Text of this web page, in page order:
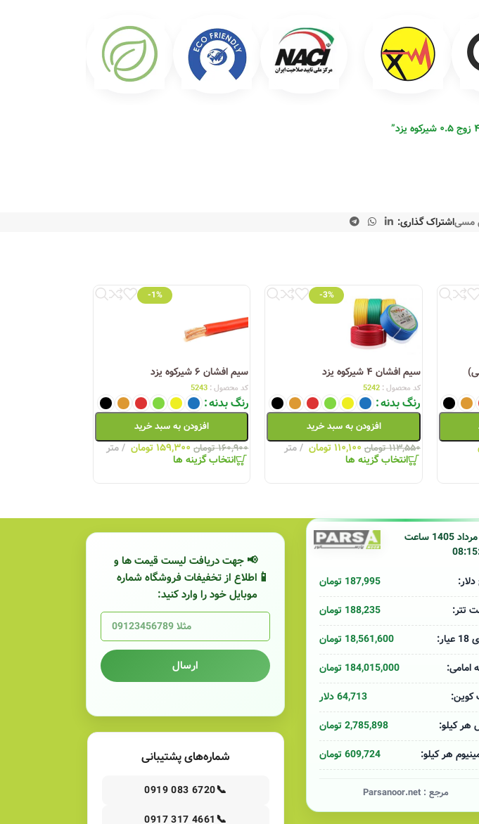
مسیاشتراک گذاری:
-3%
سیم افشان ۴ شیرکوه یزد
کد محصول :5242
رنگ بدنه
افزودن به سبد خرید
۱۱۳,۵۵۰ تومان ۱۱۰,۱۰۰ تومان متر
انتخاب گزینه ها
-1%
سیم افشان ۶ شیرکوه یزد
کد محصول : 5243
رنگ بدنه
افزودن به سبد خرید
۱۶۰,۹۰۰ تومان ۱۵۹,۳۰۰ تومان متر
انتخاب گزینه ها
15 مرداد 1405 ساعت
187,995 تومان
تتر:
188,235 تومان
18,561,600 تومان
امامی:
184,015,000 تومان
کوین:
64,713 دلار
کیلو:
2,785,898 تومان
هر کیلو:
609,724 تومان
مرجع :Parsanoor.net
📢 جهت دریافت لیست قیمت ها و
اطلاع از تخفیفات فروشگاه شماره
موبایل خود را وارد کنید:
ارسال
شماره‌های پشتیبانی
📞
0919 083 6720
📞
0917 317 4661